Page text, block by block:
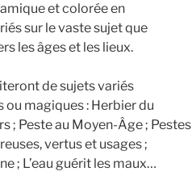
et colorée en
sur le vaste sujet que
les âges et les lieux.
de sujets variés
magiques : Herbier du
; Peste au Moyen-Âge ; Pestes
vertus et usages ;
; L’eau guérit les maux…